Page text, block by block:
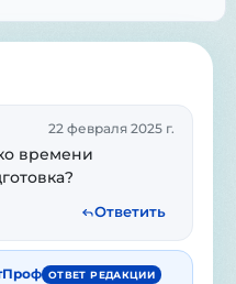
22 февраля 2025 г.
времени
Ответить
ОТВЕТ РЕДАКЦИИ